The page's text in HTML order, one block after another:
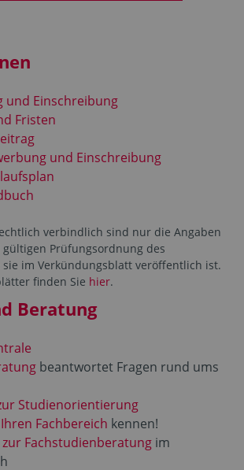
und Einschreibung
Fristen
und Einschreibung
verbindlich sind nur die Angaben
Prüfungsordnung des
sie im Verkündungsblatt veröffentlich ist.
finden Sie hier.
Beratung
beantwortet Fragen rund ums
Studienorientierung
Ihren Fachbereich kennen!
zur Fachstudienberatung im